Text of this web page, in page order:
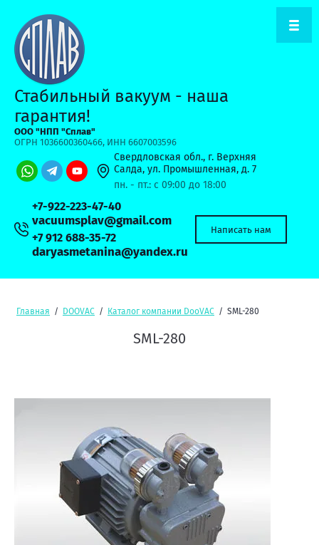
Стабильный вакуум - наша
гарантия!
ООО "НПП "Сплав"
ОГРН 1036600360466, ИНН 6607003596
Свердловская обл., г. Верхняя
Салда, ул. Промышленная, д. 7
пн. - пт.: с 09:00 до 18:00
+7-922-223-47-40
vacuumsplav@gmail.com
+7 912 688-35-72
daryasmetanina@yandex.ru
Написать нам
Главная / DOOVAC / Каталог компании DooVAC / SML-280
SML-280